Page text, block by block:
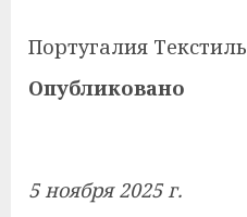
Португалия Текстиль
Опубликовано
5 ноября 2025 г.